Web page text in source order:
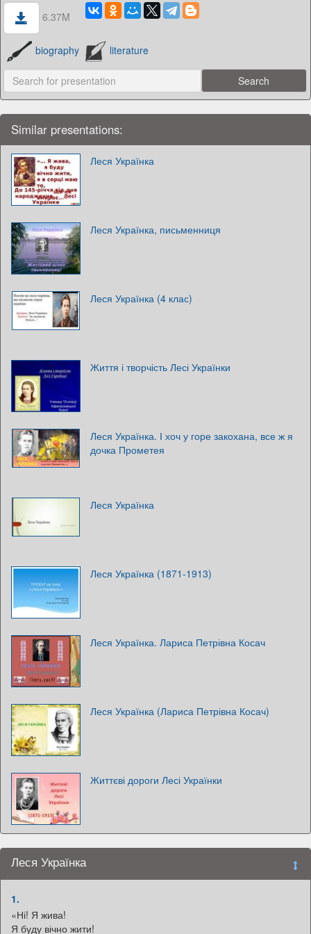
6.37M
biography literature
Similar presentations:
Леся Українка
Леся Українка, письменниця
Леся Українка (4 клас)
Життя і творчість Лесі Українки
Леся Українка. І хоч у горе закохана, все ж я
дочка Прометея
Леся Українка
Леся Українка (1871-1913)
Леся Українка. Лариса Петрівна Косач
Леся Українка (Лариса Петрівна Косач)
Життєві дороги Лесі Українки
Леся Українка
1.
«Ні! Я жива!
Я буду вічно жити!